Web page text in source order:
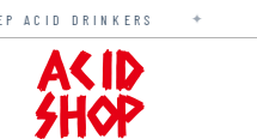
DRINKERS
Przejdź
treści